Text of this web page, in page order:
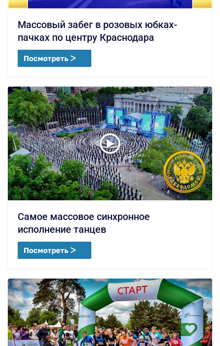
Массовый забег в розовых юбках-
пачках по центру Краснодара
Посмотреть ᐳ
Самое массовое синхронное
исполнение танцев
Посмотреть ᐳ